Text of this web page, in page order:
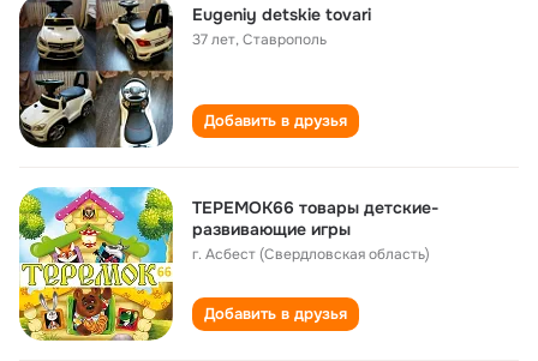
Eugeniy detskie tovari
37 лет,Ставрополь
Добавить в друзья
ТЕРЕМОК66 товары детские-
развивающие игры
г. Асбест (Свердловская область)
Добавить в друзья